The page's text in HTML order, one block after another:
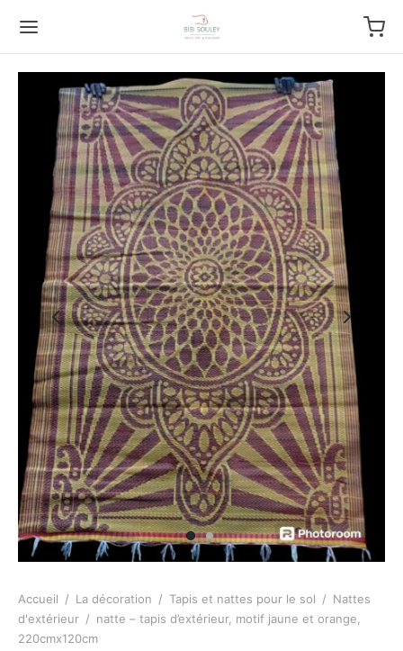
Accueil / La décoration / Tapis et nattes pour le sol / Nattes
d'extérieur / natte – tapis d’extérieur, motif jaune et orange,
220cmx120cm